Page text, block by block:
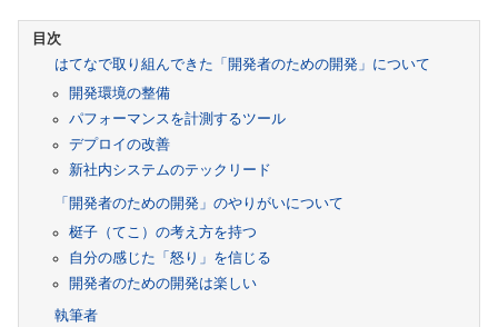
はてなで取り組んできた「開発者のための開発」について
開発環境の整備
パフォーマンスを計測するツール
デプロイの改善
新社内システムのテックリード
「開発者のための開発」のやりがいについて
梃子（てこ）の考え方を持つ
自分の感じた「怒り」を信じる
開発者のための開発は楽しい
執筆者